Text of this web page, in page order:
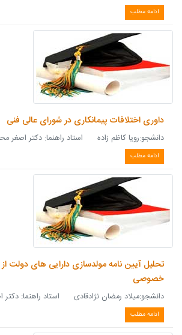
ادامه مطلب
داوری اختلافات پیمانکاری در شورای عالی فنی
دانشجو:رویا کاظم زاده استاد راهنما: دکتر اصغر
ادامه مطلب
تحلیل آیین نامه مولدسازی دارایی های دولت
خصوصی
دانشجو:میلاد رمضان نژادقادی استاد راهنما:
ادامه مطلب